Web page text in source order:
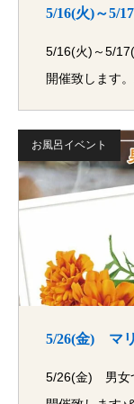
5/16(火)～5/
5/16(火)～5/
開催致します
お風呂イベント
5/26(金) マ
5/26(金) 男女